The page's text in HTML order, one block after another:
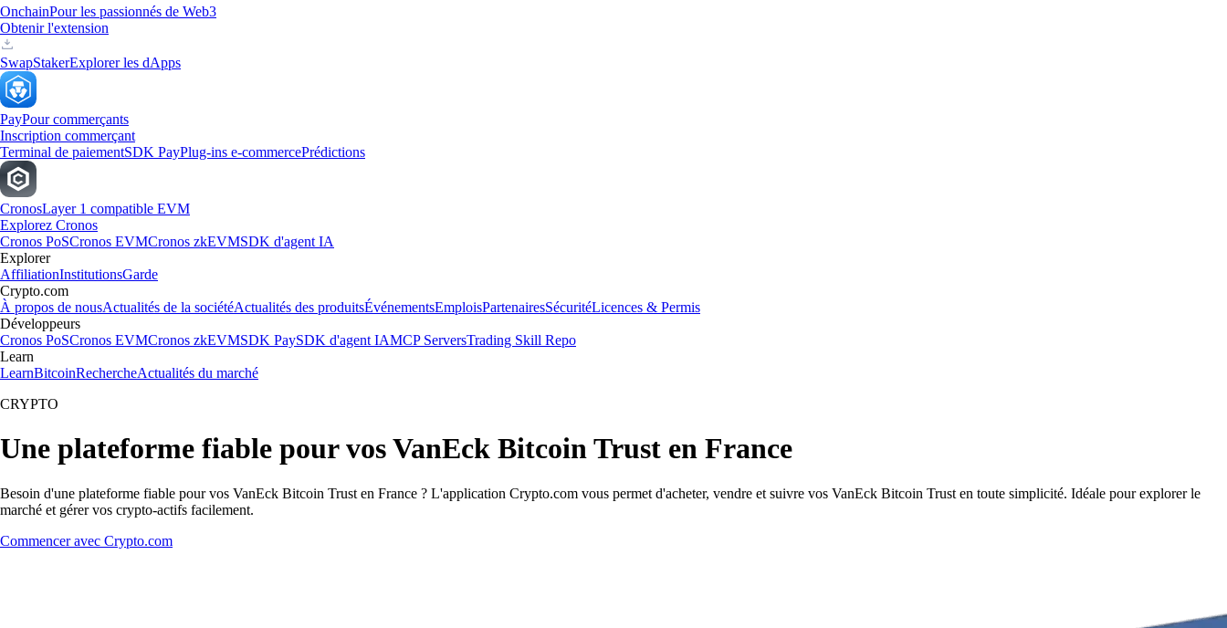
OnchainPour les passionnés de Web3
Obtenir l'extension
SwapStakerExplorer les dApps
PayPour commerçants
Inscription commerçant
Terminal de paiementSDK PayPlug-ins e-commercePrédictions
CronosLayer 1 compatible EVM
Explorez Cronos
Cronos PoSCronos EVMCronos zkEVMSDK d'agent IA
Explorer
AffiliationInstitutionsGarde
Crypto.com
À propos de nousActualités de la sociétéActualités des produitsÉvénementsEmploisPartenairesSécuritéLicences & Permis
Développeurs
Cronos PoSCronos EVMCronos zkEVMSDK PaySDK d'agent IAMCP ServersTrading Skill Repo
Learn
LearnBitcoinRechercheActualités du marché
CRYPTO
Une plateforme fiable pour vos VanEck Bitcoin Trust en France
Besoin d'une plateforme fiable pour vos VanEck Bitcoin Trust en France ? L'application Crypto.com vous permet d'acheter, vendre et suivre vos VanEck Bitcoin Trust en toute simplicité. Idéale pour explorer le
marché et gérer vos crypto-actifs facilement.
Commencer avec Crypto.com